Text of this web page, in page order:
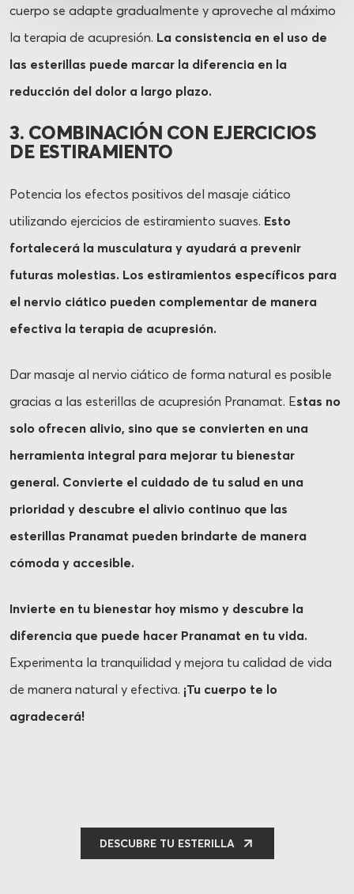
cuerpo se adapte gradualmente y aproveche al máximo
la terapia de acupresión. La consistencia en el uso de
las esterillas puede marcar la diferencia en la
reducción del dolor a largo plazo.
3. COMBINACIÓN CON EJERCICIOS
DE ESTIRAMIENTO
Potencia los efectos positivos del masaje ciático
utilizando ejercicios de estiramiento suaves. Esto
fortalecerá la musculatura y ayudará a prevenir
futuras molestias. Los estiramientos específicos para
el nervio ciático pueden complementar de manera
efectiva la terapia de acupresión.
Dar masaje al nervio ciático de forma natural es posible
gracias a las esterillas de acupresión Pranamat. Estas no
solo ofrecen alivio, sino que se convierten en una
herramienta integral para mejorar tu bienestar
general. Convierte el cuidado de tu salud en una
prioridad y descubre el alivio continuo que las
esterillas Pranamat pueden brindarte de manera
cómoda y accesible.
Invierte en tu bienestar hoy mismo y descubre la
diferencia que puede hacer Pranamat en tu vida.
Experimenta la tranquilidad y mejora tu calidad de vida
de manera natural y efectiva. ¡Tu cuerpo te lo
agradecerá!
DESCUBRE TU ESTERILLA